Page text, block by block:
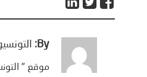
By:
موقع "